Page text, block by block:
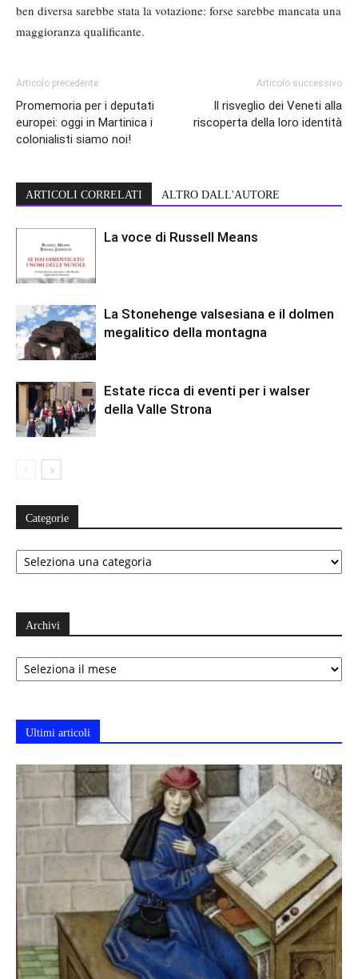
ben diversa sarebbe stata la votazione: forse sarebbe mancata una
maggioranza qualificante.
Articolo precedente
Promemoria per i deputati
europei: oggi in Martinica i
colonialisti siamo noi!
Articolo successivo
Il risveglio dei Veneti alla
riscoperta della loro identità
ARTICOLI CORRELATI ALTRO DALL'AUTORE
La voce di Russell Means
La Stonehenge valsesiana e il dolmen
megalitico della montagna
Estate ricca di eventi per i walser
della Valle Strona
Categorie
Categorie
Archivi
Archivi
Ultimi articoli